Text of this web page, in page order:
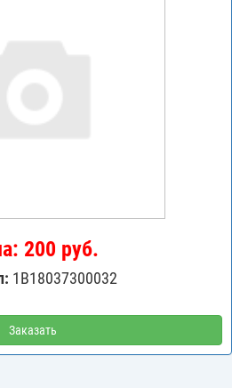
200 руб.
1B18037300032
Заказать